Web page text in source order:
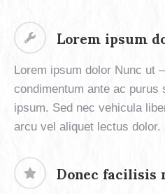
Lorem ipsum
Lorem ipsum dolor Nunc ut
condimentum ante ac
ipsum. Sed nec vehicula
arcu vel aliquet lectus dolor.
Donec